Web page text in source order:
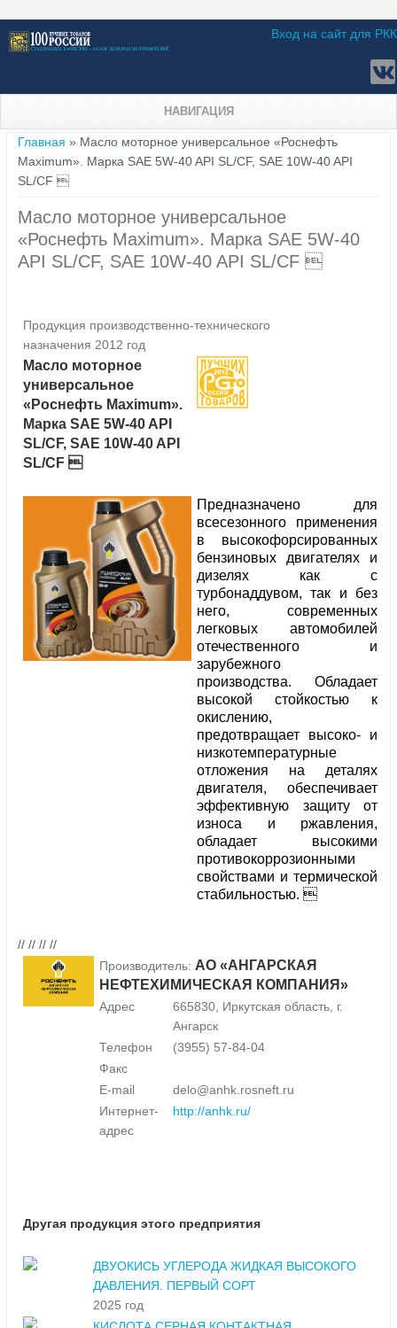
Вход на сайт для РКК
НАВИГАЦИЯ
Вы здесь
Главная » Масло моторное универсальное «Роснефть
Maximum». Марка SAE 5W-40 API SL/CF, SAE 10W-40 API
SL/CF 
Масло моторное универсальное
«Роснефть Maximum». Марка SAE 5W-40
API SL/CF, SAE 10W-40 API SL/CF 
Продукция производственно-технического
назначения 2012 год
Масло моторное
универсальное
«Роснефть Maximum».
Марка SAE 5W-40 API
SL/CF, SAE 10W-40 API
SL/CF 
Предназначено для
всесезонного применения
в высокофорсированных
бензиновых двигателях и
дизелях как с
турбонаддувом, так и без
него, современных
легковых автомобилей
отечественного и
зарубежного
производства. Обладает
высокой стойкостью к
окислению,
предотвращает высоко- и
низкотемпературные
отложения на деталях
двигателя, обеспечивает
эффективную защиту от
износа и ржавления,
обладает высокими
противокоррозионными
свойствами и термической
стабильностью. 
// // // //
Производитель: АО «АНГАРСКАЯ
НЕФТЕХИМИЧЕСКАЯ КОМПАНИЯ»
Адрес
665830, Иркутская область, г.
Ангарск
Телефон
(3955) 57-84-04
Факс
E-mail
delo@anhk.rosneft.ru
Интернет-
адрес
http://anhk.ru/
Другая продукция этого предприятия
ДВУОКИСЬ УГЛЕРОДА ЖИДКАЯ ВЫСОКОГО
ДАВЛЕНИЯ. ПЕРВЫЙ СОРТ
2025 год